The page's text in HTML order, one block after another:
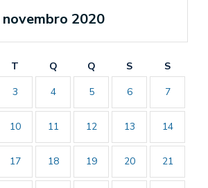
novembro 2020
T Q Q S
S
3 4 5 6 7
10 11 12 13 14
17 18 19 20 21